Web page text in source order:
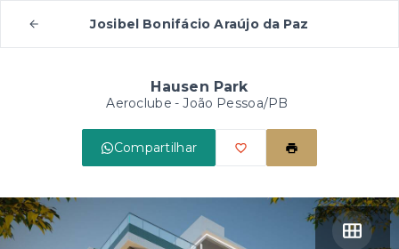
Josibel Bonifácio Araújo da Paz
Hausen Park
Aeroclube - João Pessoa/PB
Compartilhar